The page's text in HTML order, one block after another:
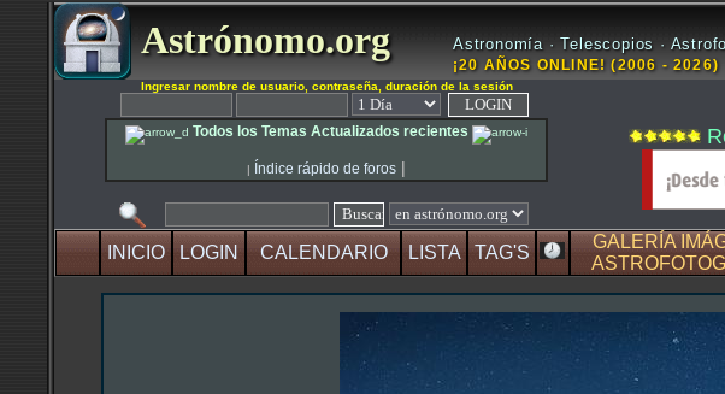
Astrónomo.org Astronomía · Telescopios ·
¡20 AÑOS ONLINE! (2006 - 2026)
Ingresar nombre de usuario, contraseña, duración de la sesión
Todos los Temas Actualizados recientes
| Índice rápido de foros |
INICIO LOGIN CALENDARIO LISTA TAG'S
GALERÍA